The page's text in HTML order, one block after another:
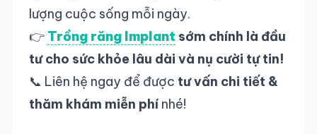
lượng cuộc sống mỗi ngày.
👉 Trồng răng Implant sớm chính là đầu
tư cho sức khỏe lâu dài và nụ cười tự tin!
📞 Liên hệ ngay để được tư vấn chi tiết &
thăm khám miễn phí nhé!